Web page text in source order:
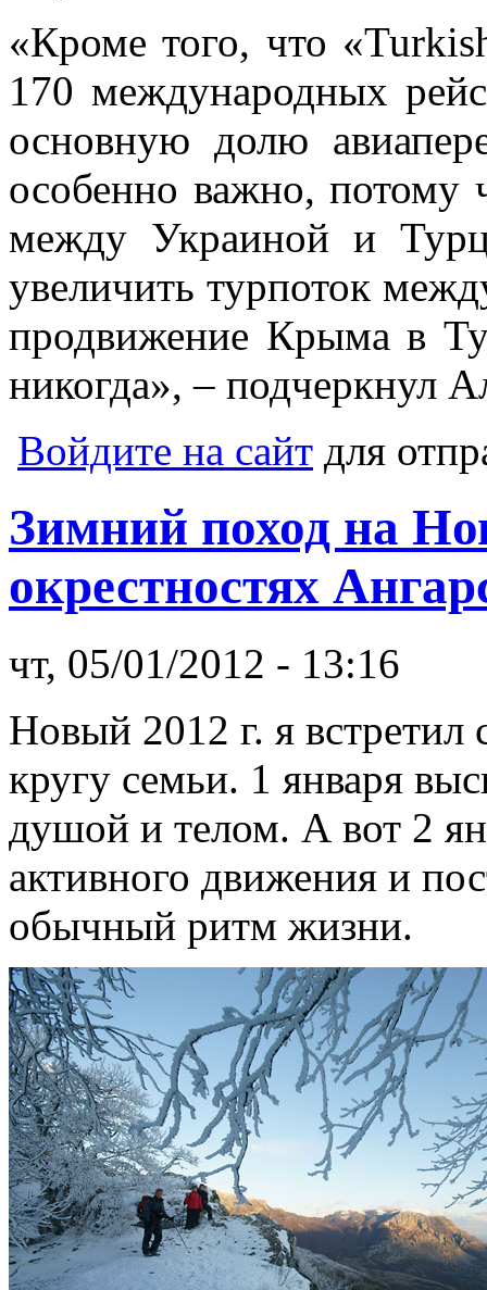
«Кроме того, что
170 международных
основную долю
особенно важно, потому
между Украиной и
увеличить турпоток
продвижение Крыма в
никогда», – подчеркнул
Войдите на сайт для
Зимний поход на
окрестностях
чт, 05/01/2012 - 13:16
Новый 2012 г. я
кругу семьи. 1 января
душой и телом. А вот 2
активного движения и
обычный ритм жизни.